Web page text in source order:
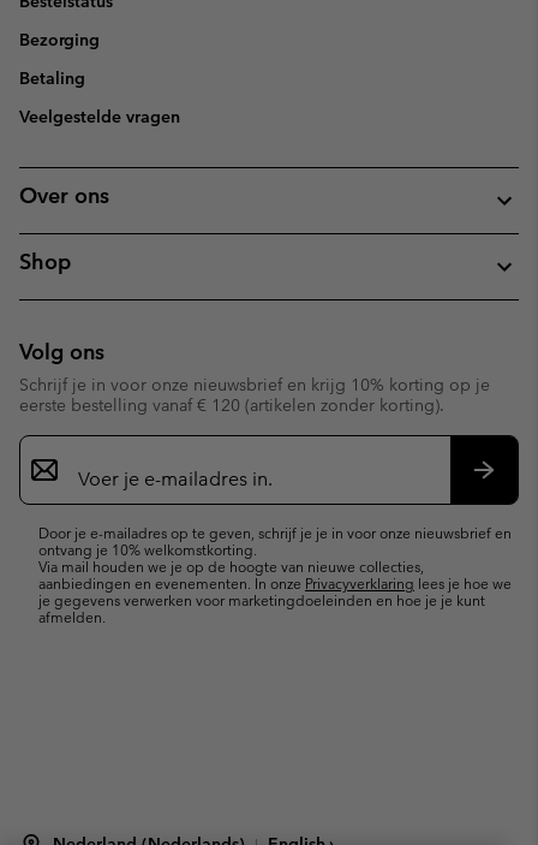
Bezorging
Betaling
Veelgestelde vragen
Over ons
Shop
Volg ons
Schrijf je in voor onze nieuwsbrief en krijg 10% korting op je
eerste bestelling vanaf € 120 (artikelen zonder korting).
Aanmelden
voor
e-
Door je e-mailadres op te geven, schrijf je je in voor onze nieuwsbrief en
ontvang je 10% welkomstkorting.
Via mail houden we je op de hoogte van nieuwe collecties,
aanbiedingen en evenementen. In onze Privacyverklaring lees je hoe we
je gegevens verwerken voor marketingdoeleinden en hoe je je kunt
afmelden.